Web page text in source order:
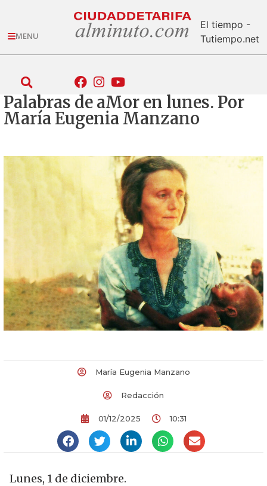
MENU
El tiempo -
Tutiempo.net
Palabras de aMor en lunes. Por
María Eugenia Manzano
María Eugenia Manzano
Redacción
01/12/2025 10:31
Lunes, 1 de diciembre.